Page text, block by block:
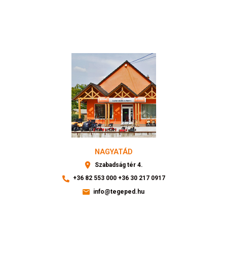
NAGYATÁD
Szabadság tér 4.
+36 82 553 000 +36 30 217 0917
info@tegeped.hu